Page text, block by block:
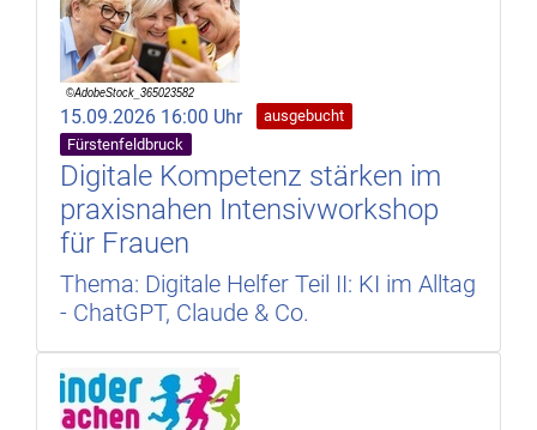
15.09.2026 16:00 Uhr
ausgebucht
Fürstenfeldbruck
Digitale Kompetenz stärken im
praxisnahen Intensivworkshop
für Frauen
Thema: Digitale Helfer Teil II: KI im Alltag
- ChatGPT, Claude & Co.